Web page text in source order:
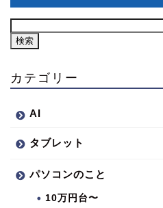
カテゴリー
AI
タブレット
パソコンのこと
10万円台〜